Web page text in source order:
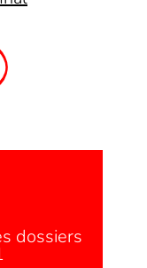
dossiers